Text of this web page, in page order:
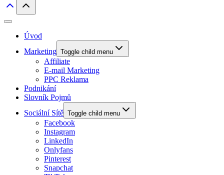
Úvod
Marketing Toggle child menu
Affiliate
E-mail Marketing
PPC Reklama
Podnikání
Slovník Pojmů
Sociální Sítě Toggle child menu
Facebook
Instagram
LinkedIn
Onlyfans
Pinterest
Snapchat